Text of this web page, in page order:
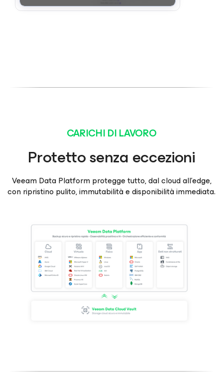
CARICHI DI LAVORO
Protetto senza eccezioni
Veeam Data Platform protegge tutto, dal cloud all'edge,
con ripristino pulito, immutabilità e disponibilità immediata.